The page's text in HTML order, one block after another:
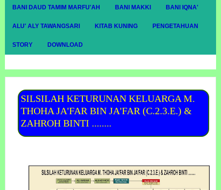
BANI DAUD TAMIM MARFU'AH BANI MAKKI BANI IQNA'
ALU' ALY TAWANGSARI KITAB KUNING PENGETAHUAN
STORY DOWNLOAD
SILSILAH KETURUNAN KELUARGA M.
THOHA JA'FAR BIN JA'FAR (C.2.3.E.) &
ZAHROH BINTI ........